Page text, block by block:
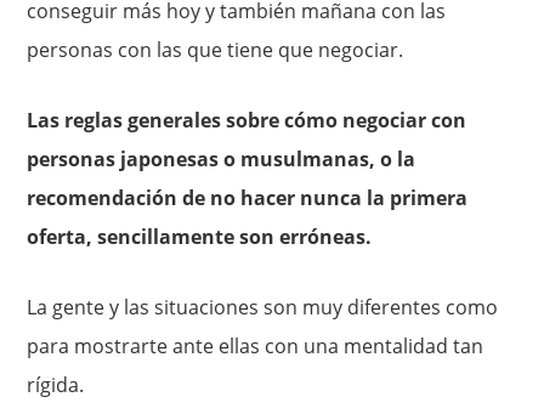
conseguir más hoy y también mañana con las
personas con las que tiene que negociar.
Las reglas generales sobre cómo negociar con
personas japonesas o musulmanas, o la
recomendación de no hacer nunca la primera
oferta, sencillamente son erróneas.
La gente y las situaciones son muy diferentes como
para mostrarte ante ellas con una mentalidad tan
rígida.